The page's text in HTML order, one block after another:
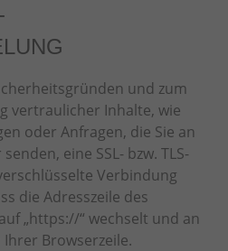
und zum
vertraulicher Inhalte, wie
oder Anfragen, die Sie an
eine SSL- bzw. TLS-
Verbindung
die Adresszeile des
„https://“ wechselt und an
Browserzeile.